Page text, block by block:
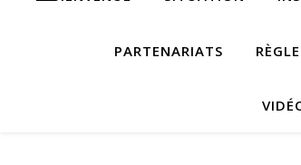
PARTENARIATS